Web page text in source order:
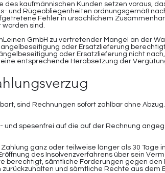
des kaufmännischen Kunden setzen voraus,
und Rügeobliegenheiten ordnungsgemäß
Fehler in ursächlichem
sind.
GmbH zu vertretender Mangel an der
oder Ersatzlieferung
oder Ersatzlieferung nicht
entsprechende Herabsetzung der
sind Rechnungen sofort zahlbar ohne
und spesenfrei auf die auf der Rechnung
ganz oder teilweise länger als 30 Tage
des Insolvenzverfahrens über sein
berechtigt, sämtliche Forderungen gegen den
zurückzuhalten und sämtliche Rechte aus dem